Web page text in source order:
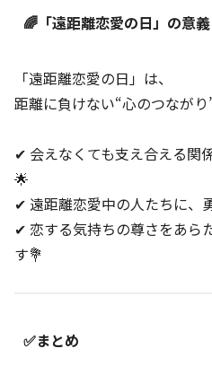
🌈「遠距離恋愛の日」の意義
「遠距離恋愛の日」は、
距離に負けない“心のつなが
✔ 会えなくても支え合える関
🌟
✔ 遠距離恋愛中の人たちに、
✔ 恋する気持ちの尊さをあら
す💐
✅まとめ